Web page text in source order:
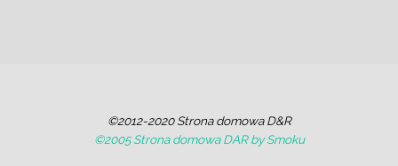
©2012-2020 Strona domowa D&R
©2005 Strona domowa DAR by Smoku